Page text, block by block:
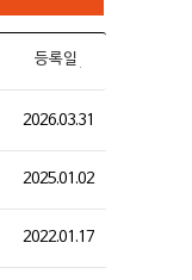
등록일
2026.03.31
2025.01.02
2022.01.17